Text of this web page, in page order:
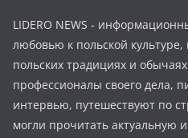
LIDERO NEWS -
любовью к польской
польских традициях и
профессионалы своего дела,
интервью, путешествуют по
могли прочитать